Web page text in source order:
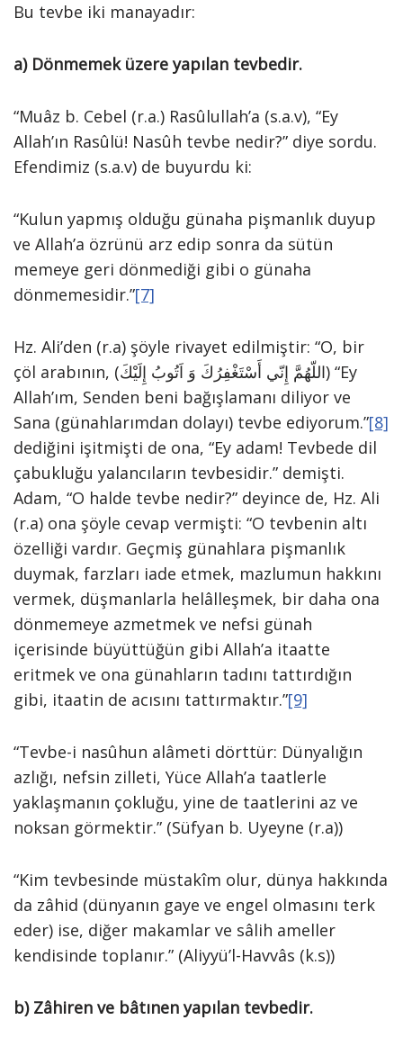
Bu tevbe iki manayadır:
a) Dönmemek üzere yapılan tevbedir.
“Muâz b. Cebel (r.a.) Rasûlullah’a (s.a.v), “Ey
Allah’ın Rasûlü! Nasûh tevbe nedir?” diye sordu.
Efendimiz (s.a.v) de buyurdu ki:
“Kulun yapmış olduğu günaha pişmanlık duyup
ve Allah’a özrünü arz edip sonra da sütün
memeye geri dönmediği gibi o günaha
dönmemesidir.”[7]
Hz. Ali’den (r.a) şöyle rivayet edilmiştir: “O, bir
çöl arabının, (اللّهُمَّ إِنّي أَسْتَغْفِرُكَ وَ اَتُوبُ إِلَیْكَ) “Ey
Allah’ım, Senden beni bağışlamanı diliyor ve
Sana (günahlarımdan dolayı) tevbe ediyorum.”[8]
dediğini işitmişti de ona, “Ey adam! Tevbede dil
çabukluğu yalancıların tevbesidir.” demişti.
Adam, “O halde tevbe nedir?” deyince de, Hz. Ali
(r.a) ona şöyle cevap vermişti: “O tevbenin altı
özelliği vardır. Geçmiş günahlara pişmanlık
duymak, farzları iade etmek, mazlumun hakkını
vermek, düşmanlarla helâlleşmek, bir daha ona
dönmemeye azmetmek ve nefsi günah
içerisinde büyüttüğün gibi Allah’a itaatte
eritmek ve ona günahların tadını tattırdığın
gibi, itaatin de acısını tattırmaktır.”[9]
“Tevbe-i nasûhun alâmeti dörttür: Dünyalığın
azlığı, nefsin zilleti, Yüce Allah’a taatlerle
yaklaşmanın çokluğu, yine de taatlerini az ve
noksan görmektir.” (Süfyan b. Uyeyne (r.a))
“Kim tevbesinde müstakîm olur, dünya hakkında
da zâhid (dünyanın gaye ve engel olmasını terk
eder) ise, diğer makamlar ve sâlih ameller
kendisinde toplanır.” (Aliyyü’l-Havvâs (k.s))
b) Zâhiren ve bâtınen yapılan tevbedir.